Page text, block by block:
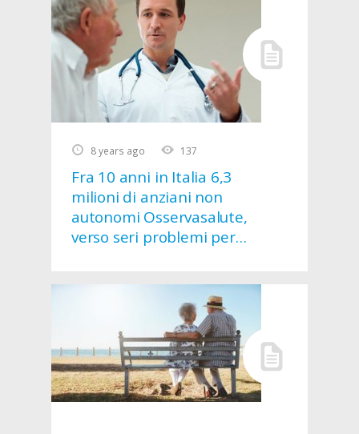
8 years ago 137
Fra 10 anni in Italia 6,3
milioni di anziani non
autonomi Osservasalute,
verso seri problemi per